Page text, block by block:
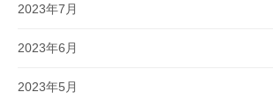
2023年7月
2023年6月
2023年5月